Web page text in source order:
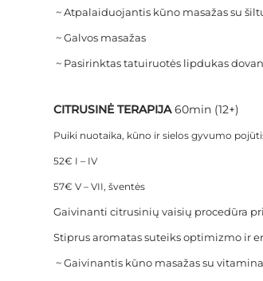
~ Atpalaiduojantis kūno masažas su
~ Galvos masažas
~ Pasirinktas tatuiruotės lipdukas
CITRUSINĖ TERAPIJA60min (12+)
Puiki nuotaika, kūno ir sielos gyvumo
52€ I – IV
57€ V – VII, šventės
Gaivinanti citrusinių vaisių procedūra
Stiprus aromatas suteiks optimizmo ir
~ Gaivinantis kūno masažas su